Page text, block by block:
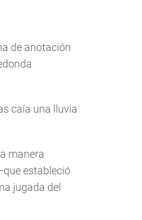
de anotación
caía una lluvia
manera
estableció
jugada del